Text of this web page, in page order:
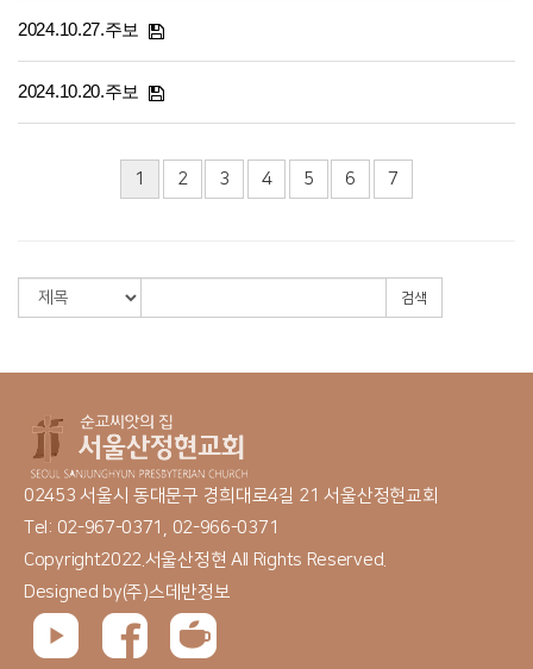
2024.10.27.주보
2024.10.20.주보
1 2 3 4 5 6 7
검색
02453 서울시 동대문구 경희대로4길 21 서울산정현교회
Tel: 02-967-0371, 02-966-0371
Copyright2022.서울산정현 All Rights Reserved.
Designed by(주)스데반정보